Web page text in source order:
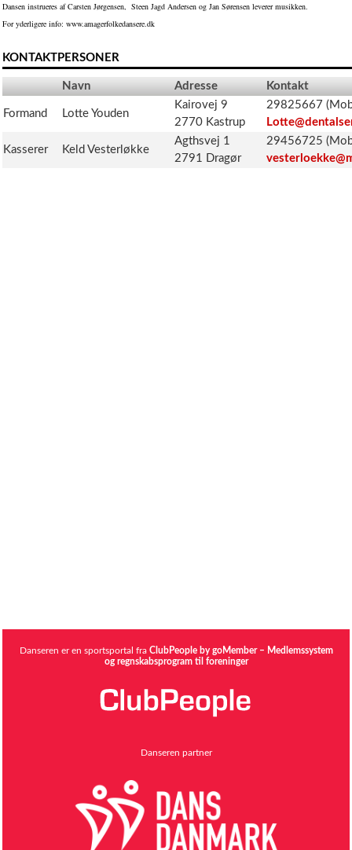
Dansen instrueres af Carsten Jørgensen, Steen Jagd Andersen og Jan Sørensen leverer musikken.
For yderligere info: www.amagerfolkedansere.dk
KONTAKTPERSONER
Navn Adresse Kontakt
Formand Lotte Youden
Kairovej 9
2770 Kastrup
29825667
Kasserer Keld Vesterløkke
Agthsvej 1
2791 Dragør
29456725
Danseren er en sportsportal fra ClubPeople by goMember – Medlemssystem
og regnskabsprogram til foreninger
Danseren partner